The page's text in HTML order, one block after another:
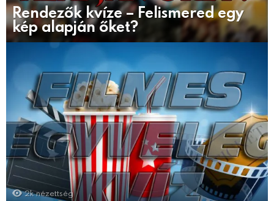
Rendezők kvíze – Felismered egy
kép alapján őket?
2k nézettség